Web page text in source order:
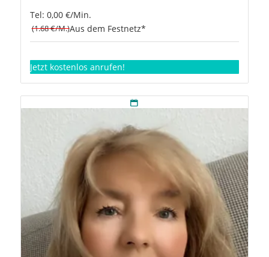
Tel: 0,00 €/Min.
(1.68 €/M.)Aus dem Festnetz*
Jetzt kostenlos anrufen!